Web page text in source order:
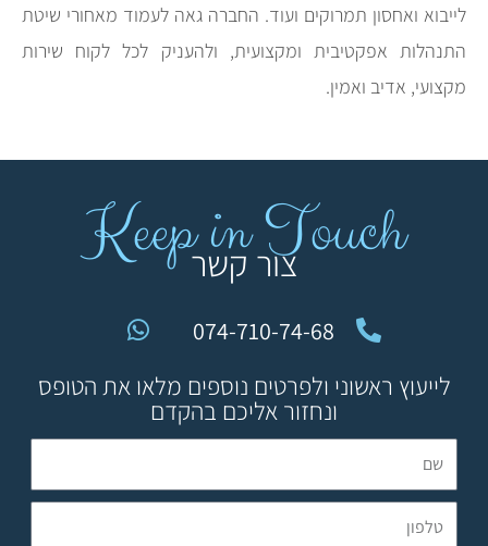
לייבוא ואחסון תמרוקים ועוד. החברה גאה לעמוד מאחורי שיטת
התנהלות אפקטיבית ומקצועית, ולהעניק לכל לקוח שירות
מקצועי, אדיב ואמין.
Keep in Touch
צור קשר
074-710-74-68
לייעוץ ראשוני ולפרטים נוספים מלאו את הטופס
ונחזור אליכם בהקדם